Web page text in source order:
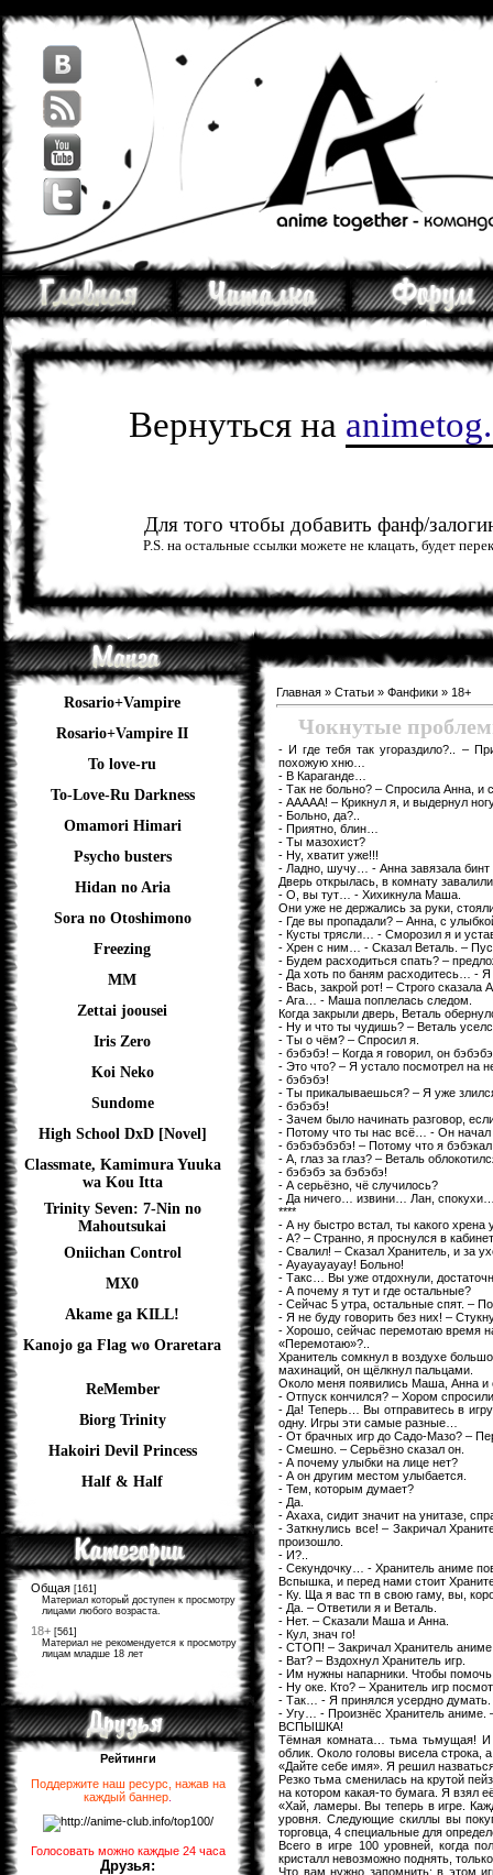
Вернуться на
Для того чтобы добавить фанф/
P.S. на остальные ссылки можете не клацать, будет
Rosario+Vampire
Rosario+Vampire II
To love-ru
To-Love-Ru Darkness
Omamori Himari
Psycho busters
Hidan no Aria
Sora no Otoshimono
Freezing
ММ
Zettai joousei
Iris Zero
Koi Neko
Sundome
High School DxD [Novel]
Classmate, Kamimura Yuuka
wa Kou Itta
Trinity Seven: 7-Nin no
Mahoutsukai
Oniichan Control
MX0
Akame ga KILL!
Kanojo ga Flag wo Oraretara
ReMember
Biorg Trinity
Hakoiri Devil Princess
Half & Half
Общая [161]
Материал который доступен к просмотру
лицами любого возраста.
18+ [561]
Материал не рекомендуется к просмотру
лицам младше 18 лет
Рейтинги
Поддержите наш ресурс, нажав на
каждый баннер
Голосовать можно каждые 24 часа
Друзья:
Главная » Статьи » Фанфики » 18+
Чокнутые
- И где тебя так угораздило?.. –
похожую хню…
- В Караганде…
- Так не больно? – Спросила Анна, и
- ААААА! – Крикнул я, и выдернул
- Больно, да?..
- Приятно, блин…
- Ты мазохист?
- Ну, хватит уже!!!
- Ладно, шучу… - Анна завязала бинт
Дверь открылась, в комнату
- О, вы тут… - Хихикнула Маша.
Они уже не держались за руки,
- Где вы пропадали? – Анна, с
- Кусты трясли… - Сморозил я и
- Хрен с ним… - Сказал Веталь. –
- Будем расходиться спать? –
- Да хоть по баням расходитесь… - Я
- Вась, закрой рот! – Строго
- Ага… - Маша поплелась следом.
Когда закрыли дверь, Веталь
- Ну и что ты чудишь? – Веталь
- Ты о чём? – Спросил я.
- бэбэбэ! – Когда я говорил, он
- Это что? – Я устало посмотрел на
- бэбэбэ!
- Ты прикалываешься? – Я уже
- бэбэбэ!
- Зачем было начинать разговор,
- Потому что ты нас всё… - Он начал
- бэбэбэбэбэ! – Потому что я бэбэкал
- А, глаз за глаз? – Веталь
- бэбэбэ за бэбэбэ!
- А серьёзно, чё случилось?
- Да ничего… извини… Лан, спокухи…
****
- А ну быстро встал, ты какого
- А? – Странно, я проснулся в
- Свалил! – Сказал Хранитель, и за
- Ауауауауау! Больно!
- Такс… Вы уже отдохнули,
- А почему я тут и где остальные?
- Сейчас 5 утра, остальные спят. –
- Я не буду говорить без них! –
- Хорошо, сейчас перемотаю время
«Перемотаю»?..
Хранитель сомкнул в воздухе
махинаций, он щёлкнул пальцами.
Около меня появились Маша, Анна и
- Отпуск кончился? – Хором
- Да! Теперь… Вы отправитесь в
одну. Игры эти самые разные…
- От брачных игр до Садо-Мазо? –
- Смешно. – Серьёзно сказал он.
- А почему улыбки на лице нет?
- А он другим местом улыбается.
- Тем, которым думает?
- Да.
- Ахаха, сидит значит на унитазе,
- Заткнулись все! – Закричал
произошло.
- И?..
- Секундочку… - Хранитель аниме
Вспышка, и перед нами стоит
- Ку. Ща я вас тп в свою гаму, вы,
- Да. – Ответили я и Веталь.
- Нет. – Сказали Маша и Анна.
- Кул, знач го!
- СТОП! – Закричал Хранитель
- Ват? – Вздохнул Хранитель игр.
- Им нужны напарники. Чтобы
- Ну оке. Кто? – Хранитель игр
- Так… - Я принялся усердно
- Угу… - Произнёс Хранитель аниме.
ВСПЫШКА!
Тёмная комната… тьма тьмущая! И
облик. Около головы висела строка,
«Дайте себе имя». Я решил
Резко тьма сменилась на крутой
на котором какая-то бумага. Я взял
«Хай, ламеры. Вы теперь в игре.
уровня. Следующие скиллы вы
торговца, 4 специальные для
Всего в игре 100 уровней, когда
кристалл невозможно поднять,
Что вам нужно запомнить: в этом